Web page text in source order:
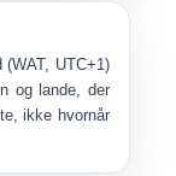
UTC+1)
og lande, der
ikke hvornår